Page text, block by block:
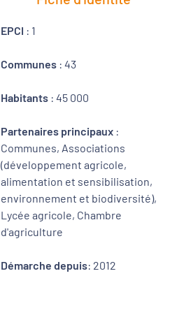
EPCI : 1
Communes: 43
Habitants : 45 000
Partenaires principaux :
Communes, Associations
(développement agricole,
alimentation et sensibilisation,
environnement et biodiversité),
Lycée agricole, Chambre
d'agriculture
Démarche depuis: 2012